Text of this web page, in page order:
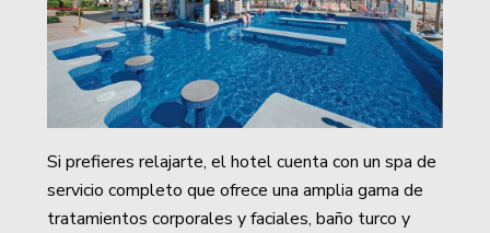
Si prefieres relajarte, el hotel cuenta con un spa de
servicio completo que ofrece una amplia gama de
tratamientos corporales y faciales, baño turco y